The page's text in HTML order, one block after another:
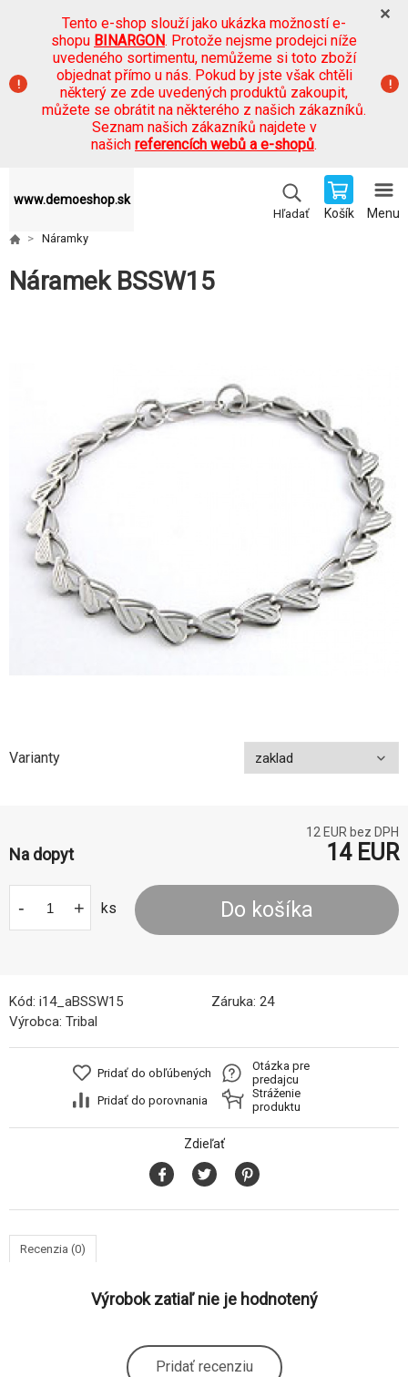
Tento e-shop slouží jako ukázka možností e-
shopu BINARGON. Protože nejsme prodejci níže
uvedeného sortimentu, nemůžeme si toto zboží
objednat přímo u nás. Pokud by jste však chtěli
některý ze zde uvedených produktů zakoupit,
můžete se obrátit na některého z našich zákazníků.
Seznam našich zákazníků najdete v
našich referencích webů a e-shopů.
www.demoeshop.sk
Hľadať Košík Menu
Náramky
Náramek BSSW15
Varianty
12 EUR bez DPH
Na dopyt 14EUR
- + ks Do košíka
Kód: i14_aBSSW15 Záruka: 24
Výrobca: Tribal
Pridať do obľúbených
Pridať do porovnania
Otázka pre
predajcu
Stráženie
produktu
Zdieľať
Recenzia (0)
Výrobok zatiaľ nie je hodnotený
Pridať recenziu